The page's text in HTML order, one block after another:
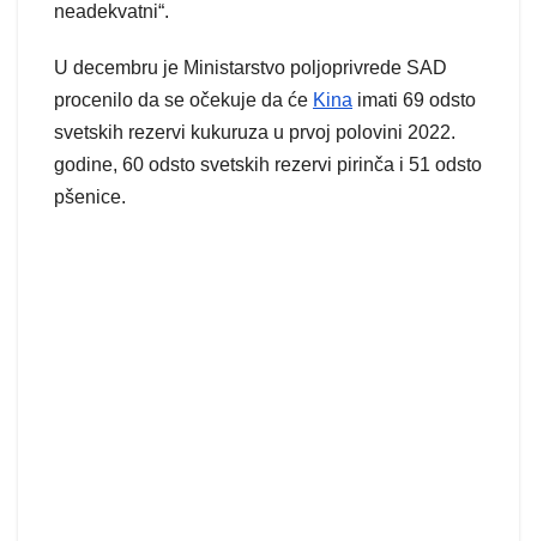
neadekvatni“.
U decembru je Ministarstvo poljoprivrede SAD
procenilo da se očekuje da će Kina imati 69 odsto
svetskih rezervi kukuruza u prvoj polovini 2022.
godine, 60 odsto svetskih rezervi pirinča i 51 odsto
pšenice.